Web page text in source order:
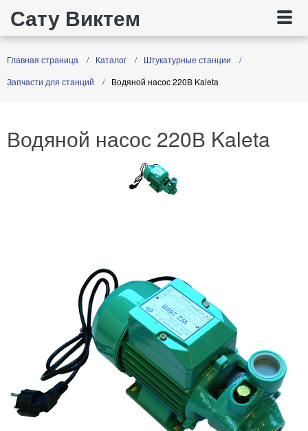
Сату Виктем
Главная страница Каталог
Штукатурные станции
Запчасти для станций
Водяной насос 220В Kaleta
Водяной насос 220В Kaleta